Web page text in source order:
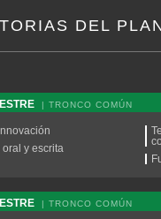
DEL
| TRONCO COMÚN
y escrita
| TRONCO COMÚN